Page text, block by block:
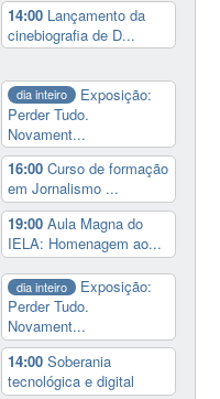
14:00 Lançamento da
cinebiografia de D...
dia inteiro
Exposição:
Perder Tudo.
Novament...
16:00Curso de formação
em Jornalismo ...
19:00Aula Magna do
IELA: Homenagem ao...
dia inteiro
Exposição:
Perder Tudo.
Novament...
14:00Soberania
tecnológica e digital